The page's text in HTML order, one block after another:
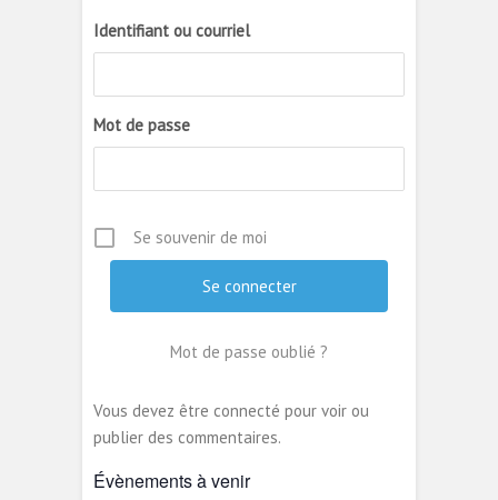
Identifiant ou courriel
Mot de passe
Se souvenir de moi
Mot de passe oublié ?
Vous devez être connecté pour voir ou
publier des commentaires.
Évènements à venir